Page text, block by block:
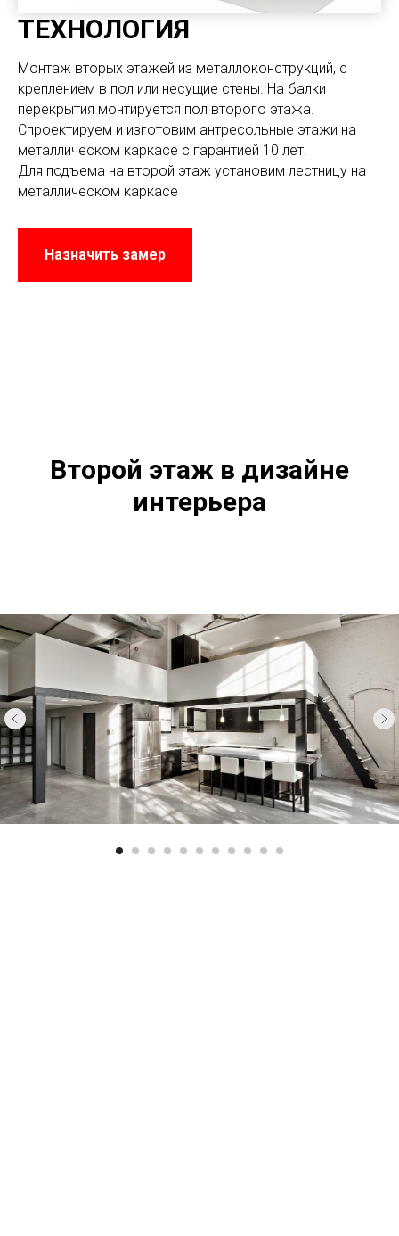
ТЕХНОЛОГИЯ
Монтаж вторых этажей из металлоконструкций, с
креплением в пол или несущие стены. На балки
перекрытия монтируется пол второго этажа.
Спроектируем и изготовим антресольные этажи на
металлическом каркасе с гарантией 10 лет.
Для подъема на второй этаж установим лестницу на
металлическом каркасе
Назначить замер
Второй этаж в дизайне
интерьера